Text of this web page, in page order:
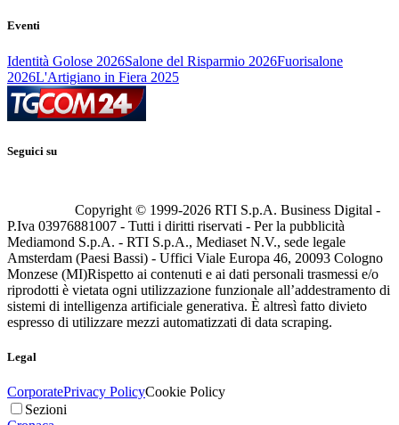
Eventi
Identità Golose 2026Salone del Risparmio 2026Fuorisalone
2026L'Artigiano in Fiera 2025
Seguici su
Copyright © 1999-2026 RTI S.p.A. Business Digital -
P.Iva 03976881007 - Tutti i diritti riservati - Per la pubblicità
Mediamond S.p.A. - RTI S.p.A., Mediaset N.V., sede legale
Amsterdam (Paesi Bassi) - Uffici Viale Europa 46, 20093 Cologno
Monzese (MI)Rispetto ai contenuti e ai dati personali trasmessi e/o
riprodotti è vietata ogni utilizzazione funzionale all’addestramento di
sistemi di intelligenza artificiale generativa. È altresì fatto divieto
espresso di utilizzare mezzi automatizzati di data scraping.
Legal
CorporatePrivacy PolicyCookie Policy
Sezioni